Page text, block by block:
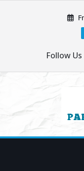
Follow Us